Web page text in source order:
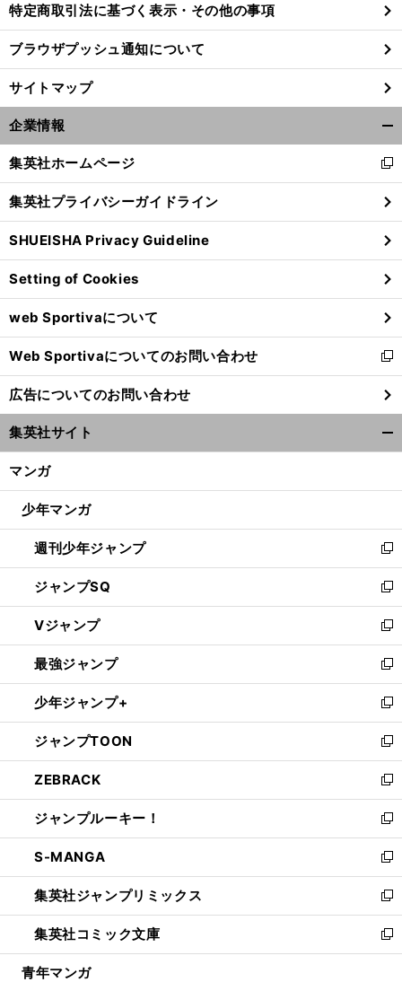
特定商取引法に基づく表示・その他の事項
ブラウザプッシュ通知について
サイトマップ
企業情報
閉
る
集英社ホームページ
新
し
い
ウ
ィ
ン
ド
ウ
で
開
く
集英社プライバシーガイドライン
SHUEISHA Privacy Guideline
Setting of Cookies
web Sportivaについて
Web Sportivaについてのお問い合わせ
新
し
い
ウ
ィ
ン
ウ
開
く
広告についてのお問い合わせ
集英社サイト
マンガ
少年マンガ
週刊少年ジャンプ
新
し
い
ウ
ィ
ン
ド
ウ
で
開
く
ジャンプSQ
新
し
い
ウ
ィ
ン
ド
ウ
で
開
く
Vジャンプ
新
し
い
ウ
ィ
ン
ド
ウ
で
開
く
最強ジャンプ
新
し
い
ウ
ィ
ン
ド
ウ
で
開
く
少年ジャンプ+
新
し
い
ウ
ィ
ン
ド
ウ
で
開
く
ジャンプTOON
新
し
い
ウ
ィ
ン
ド
ウ
で
開
く
ZEBRACK
新
し
い
ウ
ィ
ン
ド
ウ
で
開
ジャンプルーキー！
新
し
い
ウ
ィ
ン
ド
ウ
S-MANGA
新
し
い
ウ
ィ
ン
集英社ジャンプリミックス
新
し
い
ウ
集英社コミック文庫
新
し
青年マンガ